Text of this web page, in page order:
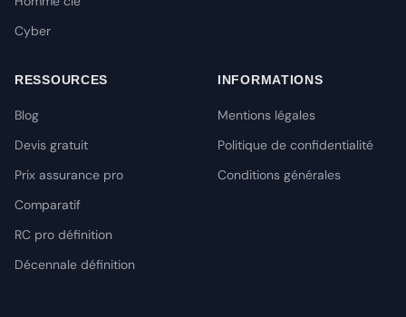
Cyber
RESSOURCES
Blog
Devis gratuit
Prix assurance pro
Comparatif
RC pro définition
Décennale définition
INFORMATIONS
Mentions légales
Politique de confidentialité
Conditions générales